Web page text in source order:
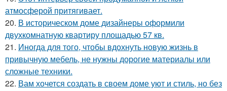
атмосферой притягивает.
20. В историческом доме дизайнеры оформили
двухкомнатную квартиру площадью 57 кв.
21. Иногда для того, чтобы вдохнуть новую жизнь в
привычную мебель, не нужны дорогие материалы или
сложные техники.
22. Вам хочется создать в своем доме уют и стиль, но без